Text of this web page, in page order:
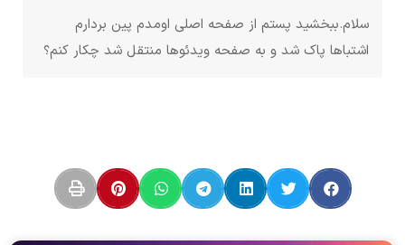
سلام.ببخشید پستم از صفحه اصلی اومدم پین بردارم
اشتباها پاک شد و به صفحه ویدئوها منتقل شد چکار کنم؟